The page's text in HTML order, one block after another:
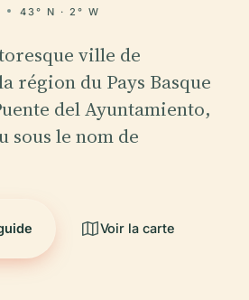
43° N · 2° W
ville de
région du Pays Basque
del Ayuntamiento,
sous le nom de
Voir la carte